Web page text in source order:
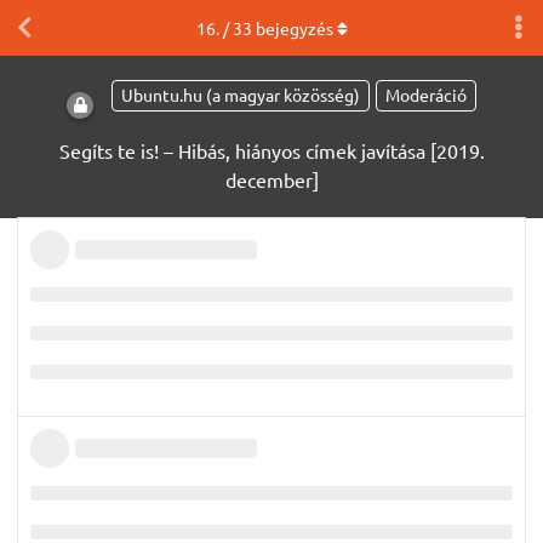
Ubuntu.hu (a magyar közösség) Moderáció
Segíts te is! – Hibás, hiányos címek javítása [2019.
december]
16. /33 bejegyzés